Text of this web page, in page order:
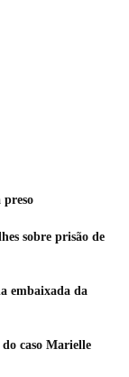
preso
sobre prisão de
embaixada da
caso Marielle